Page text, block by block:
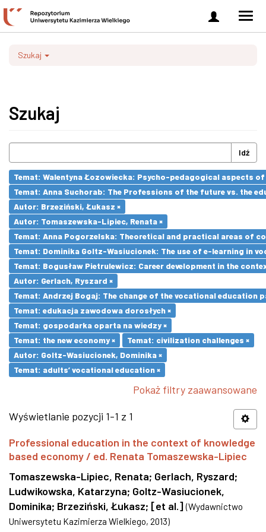
Zaloguj
się
Szukaj
Szukaj
Idź
Temat: Walentyna Łozowiecka: Psycho-pedagogical aspects of
Temat: Anna Suchorab: The Professions of the future vs. the
Autor: Brzeziński, Łukasz ×
Autor: Tomaszewska-Lipiec, Renata ×
Temat: Anna Pogorzelska: Theoretical and practical areas of
Temat: Dominika Goltz-Wasiucionek: The use of e-learning in
Temat: Bogusław Pietrulewicz: Career development in the
Autor: Gerlach, Ryszard ×
Temat: Andrzej Bogaj: The change of the vocational education
Temat: edukacja zawodowa dorosłych ×
Temat: gospodarka oparta na wiedzy ×
Temat: the new economy ×
Temat: civilization challenges ×
Autor: Goltz-Wasiucionek, Dominika ×
Temat: adults’ vocational education ×
Pokaż filtry zaawansowane
Wyświetlanie pozycji 1-1 z 1
Professional education in the context of knowledge
based economy / ed. Renata Tomaszewska-Lipiec
Tomaszewska-Lipiec, Renata; Gerlach, Ryszard;
Ludwikowska, Katarzyna; Goltz-Wasiucionek,
Dominika; Brzeziński, Łukasz; [et al.] (Wydawnictwo
Uniwersytetu Kazimierza Wielkiego, 2013)